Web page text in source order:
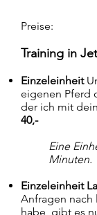
Preise:
Training in
Einzeleinheit
eigenen Pferd
der ich mit
40,-
Eine
Minuten.
Einzeleinheit
Anfragen nach
habe, gibt es